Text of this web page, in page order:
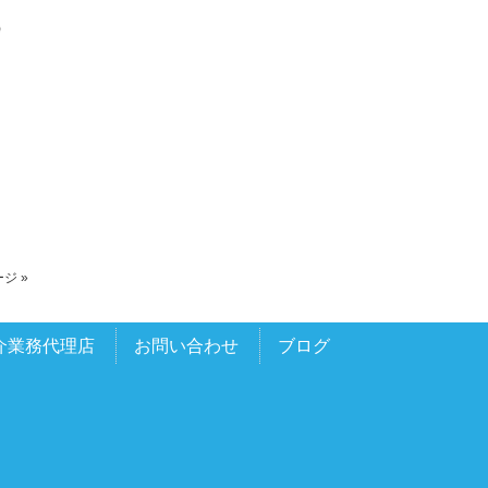
ジ »
業務代理店 お問い合わせ
ブログ